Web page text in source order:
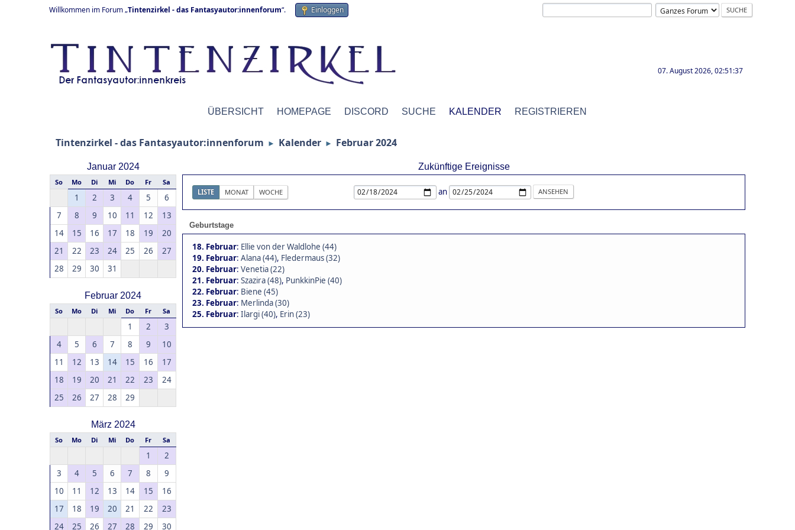
Willkommen im Forum „Tintenzirkel - das Fantasyautor:innenforum“. Einloggen
07. August 2026, 02:51:37
ÜBERSICHT HOMEPAGE DISCORD SUCHE KALENDER REGISTRIEREN
Tintenzirkel - das Fantasyautor:innenforum ► Kalender ► Februar 2024
Januar 2024
So Mo Di Mi Do Fr Sa
1 2 3 4 5
6
7
8 9 10 11 12
13
14
15 16 17 18 19
20
21
22 23 24 25 26
27
28
29 30 31
Februar 2024
So Mo Di Mi Do Fr Sa
1 2
3
4
5 6 7 8 9
10
11
12 13 14 15 16
17
18
19 20 21 22 23
24
25
26 27 28 29
März 2024
So Mo Di Mi Do Fr Sa
1
2
3
4 5 6 7 8
9
10
11 12 13 14 15
16
17
18 19 20 21 22
23
24
25 26 27 28 29 30
Zukünftige Ereignisse
LISTE MONAT WOCHE an
Geburtstage
18. Februar: Ellie von der Waldlohe (44)
19. Februar: Alana (44), Fledermaus (32)
20. Februar: Venetia (22)
21. Februar: Szazira (48), PunkkinPie (40)
22. Februar: Biene (45)
23. Februar: Merlinda (30)
25. Februar: Ilargi (40), Erin (23)